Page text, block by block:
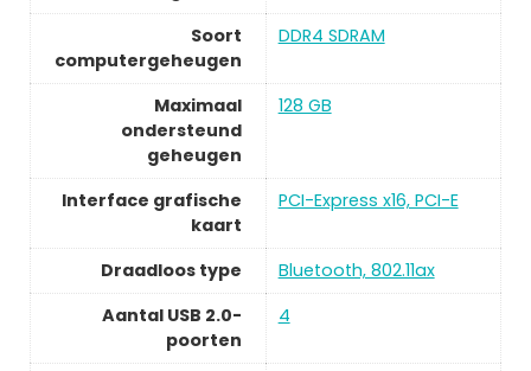
Soort
computergeheugen
DDR4 SDRAM
Maximaal
ondersteund
geheugen
128 GB
Interface grafische
kaart
PCI-Express x16, PCI-E
Draadloos type
Bluetooth, 802.11ax
Aantal USB 2.0-
poorten
4